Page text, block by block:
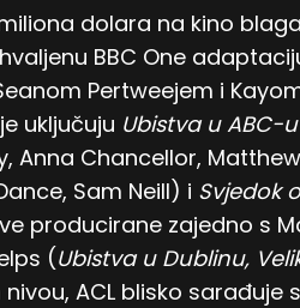
dolara na kino
BBC One
Pertweejem i
uključuju Ubistva u ABC-u
Anna Chancellor,
Sam Neill) i Svjedok
producirane zajedno s
(Ubistva u Dublinu,
ACL blisko sarađuje